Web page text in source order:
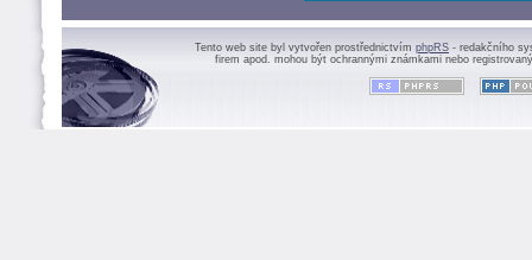
Tento web site byl vytvořen prostřednictvím phpRS - redakčního
firem apod. mohou být ochrannými známkami nebo